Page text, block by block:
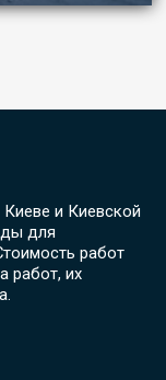
и Киевской
для
работ
работ, их